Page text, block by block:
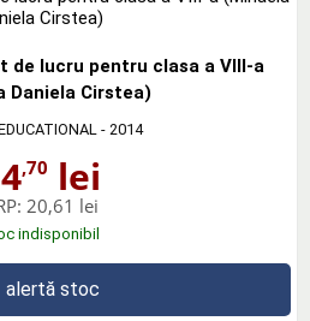
de lucru pentru clasa a VIII-a
Daniela Cirstea)
- 2014
,70 lei
20,61 lei
indisponibil
alertă stoc